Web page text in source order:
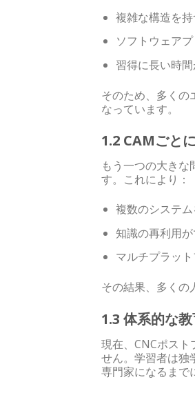
複雑な構造を持
ソフトウェア
習得に長い時
そのため、多くの
なっています。
1.2 CAMごと
もう一つの大き
す。これにより：
複数のシステ
知識の再利用
マルチプラッ
その結果、多くの
1.3 体系的な
現在、CNCポス
せん。学習者は独
専門家になるまで